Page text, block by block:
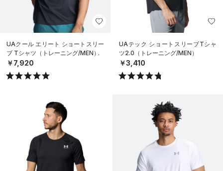
UAクール エリート ショートスリー
ブ Tシャツ（トレーニング/MEN）
￥7,920
UAテック ショートスリーブTシャ
ツ2.0（トレーニング/MEN）
￥3,410